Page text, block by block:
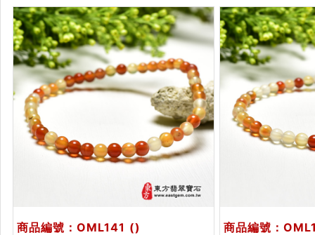
商品編號：OML141 ()
商品編號：